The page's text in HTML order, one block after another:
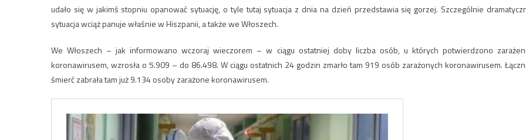
udało się w jakimś stopniu opanować sytuację, o tyle tutaj sytuacja z dnia na dzień przedstawia się gorzej. Szczególnie
sytuacja wciąż panuje właśnie w Hiszpanii, a także we Włoszech.
We Włoszech – jak informowano wczoraj wieczorem – w ciągu ostatniej doby liczba osób, u których potwierdzono
koronawirusem, wzrosła o 5.909 – do 86.498. W ciągu ostatnich 24 godzin zmarło tam 919 osób zarażonych koronawirusem.
śmierć zabrała tam już 9.134 osoby zarażone koronawirusem.